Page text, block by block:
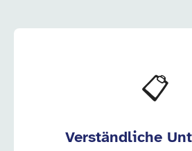
📋
Verständliche